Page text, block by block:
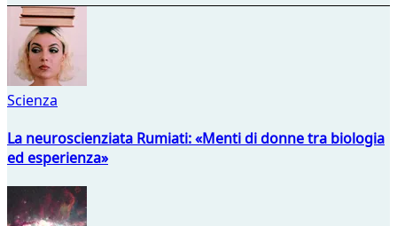
Scienza
La neuroscienziata Rumiati: «Menti di donne tra biologia
ed esperienza»